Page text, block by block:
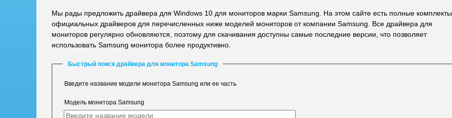
Мы рады предложить драйвера для Windows 10 для мониторов марки Samsung. На этом сайте есть полные комплекты
официальных драйверов для перечисленных ниже моделей мониторов от компании Samsung. Все драйвера для
мониторов регулярно обновляются, поэтому для скачивания доступны самые последние версии, что позволяет
использовать Samsung монитора более продуктивно.
Быстрый поиск драйвера для монитора Samsung
Введите название модели монитора Samsung или ее часть
Модель монитора Samsung